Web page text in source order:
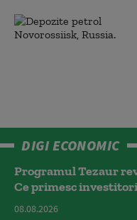
DIGI ECONOMIC
Programul Tezaur
Ce primesc
08.08.2026